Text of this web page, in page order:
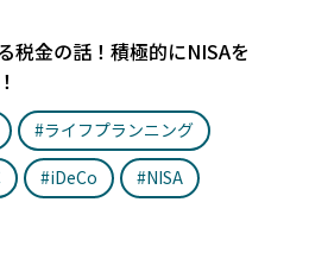
税金の話！積極的にNISAを
#ライフプランニング
#iDeCo #NISA